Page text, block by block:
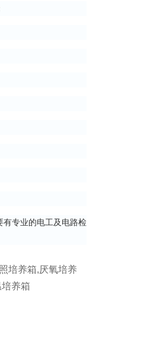
专业的电工及电路检
培养箱,厌氧培养
养箱